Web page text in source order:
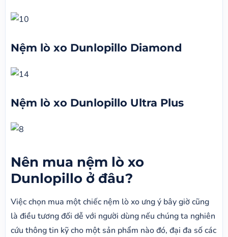
Nệm lò xo Dunlopillo Diamond
Nệm lò xo Dunlopillo Ultra Plus
Nên mua nệm lò xo
Dunlopillo ở đâu?
Việc chọn mua một chiếc nệm lò xo ưng ý bây giờ cũng
là điều tương đối dễ với người dùng nếu chúng ta nghiên
cứu thông tin kỹ cho một sản phẩm nào đó, đại đa số các